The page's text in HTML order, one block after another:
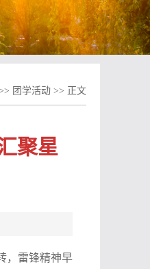
团学活动 >> 正文
聚星
，雷锋精神早